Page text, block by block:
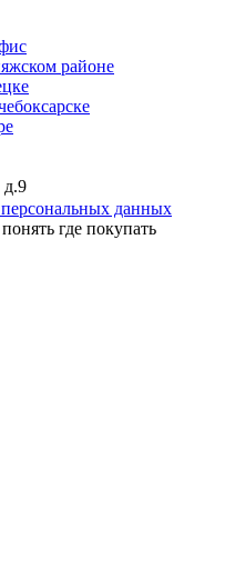
районе
д.9
данных
где покупать